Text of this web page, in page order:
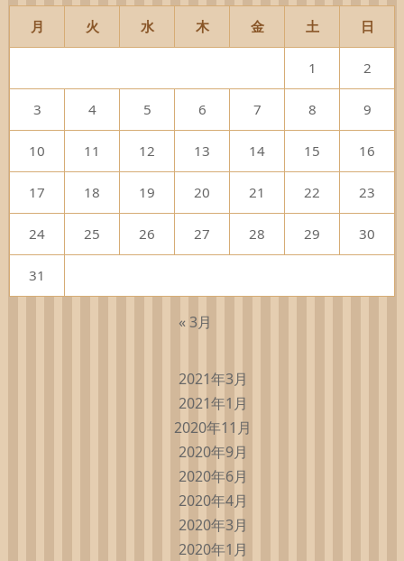
月 火 水 木 金 土 日
1 2
3 4 5 6 7 8 9
10 11 12 13 14 15 16
17 18 19 20 21 22 23
24 25 26 27 28 29 30
31
« 3月
2021年3月
2021年1月
2020年11月
2020年9月
2020年6月
2020年4月
2020年3月
2020年1月